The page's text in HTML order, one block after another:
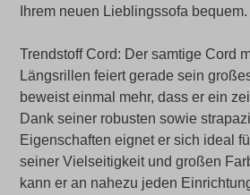
Ihrem neuen Lieblingssofa bequem.
Trendstoff Cord: Der samtige Cord
Längsrillen feiert gerade sein
beweist einmal mehr, dass er ein
Dank seiner robusten sowie
Eigenschaften eignet er sich ideal
seiner Vielseitigkeit und großen
kann er an nahezu jeden